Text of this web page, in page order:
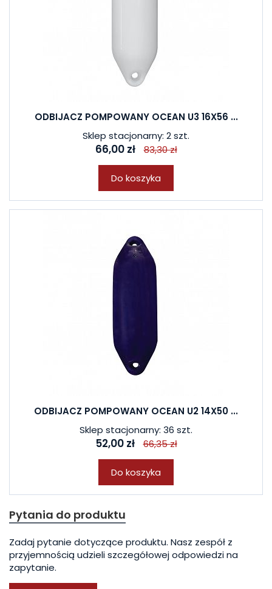
ODBIJACZ POMPOWANY OCEAN U3 16X56 ...
Sklep stacjonarny: 2 szt.
66,00 zł 83,30 zł
Do koszyka
ODBIJACZ POMPOWANY OCEAN U2 14X50 ...
Sklep stacjonarny: 36 szt.
52,00 zł 66,35 zł
Do koszyka
Pytania do produktu
Zadaj pytanie dotyczące produktu. Nasz zespół z
przyjemnością udzieli szczegółowej odpowiedzi na
zapytanie.